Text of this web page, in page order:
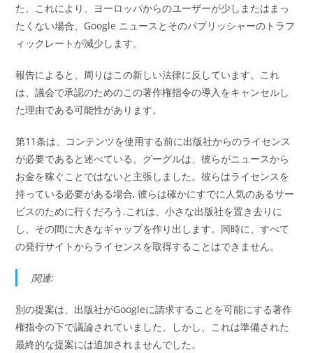
た。これにより、ヨーロッパからのユーザーが少しまたはまっ
たくない場合、Google ニュースとそのパブリッシャーのトラフ
ィックレートが減少します。
報告によると、周りはこの新しい法律に反しています。これ
は、議会で承認のためのこの著作権指令の導入をキャンセルし
た理由である可能性があります。
第11条は、コンテンツを使用する前に出版社からのライセンス
が必要であると述べている。グーグルは、彼らがニュースから
お金を稼ぐことではないと主張しました。彼らはライセンスを
持っている必要がある場合, 彼らは確かにすでに人気のあるサー
ビスのために行くだろう.これは、小さな出版社を置き去りに
し、その間に大きなギャップを作り出します。同時に、すべて
の発行サイトからライセンスを取得することはできません。
関連:
別の提案は、出版社がGoogleに請求することを可能にする著作
権指令の下で議論されていました。しかし、これは準備された
最終的な提案には追加されませんでした。